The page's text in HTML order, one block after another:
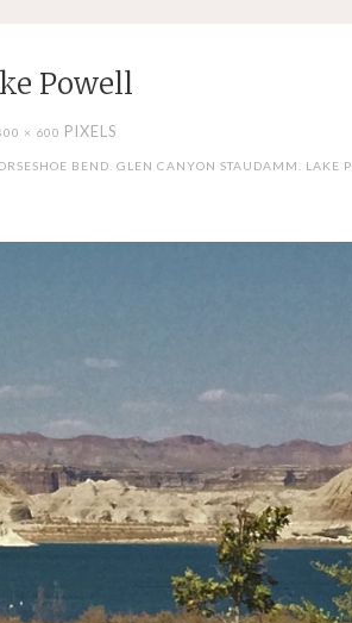
Powell
× 600 PIXELS
BEND. GLEN CANYON STAUDAMM. LAKE